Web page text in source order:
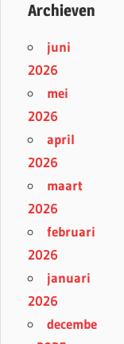
Archieven
juni
2026
mei
2026
april
2026
maart
2026
februari
2026
januari
2026
decembe